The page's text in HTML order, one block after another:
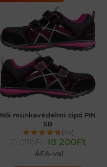
Női munkavédelmi cipő PIN
SB
(4x)
18 200Ft
ÁFA-val